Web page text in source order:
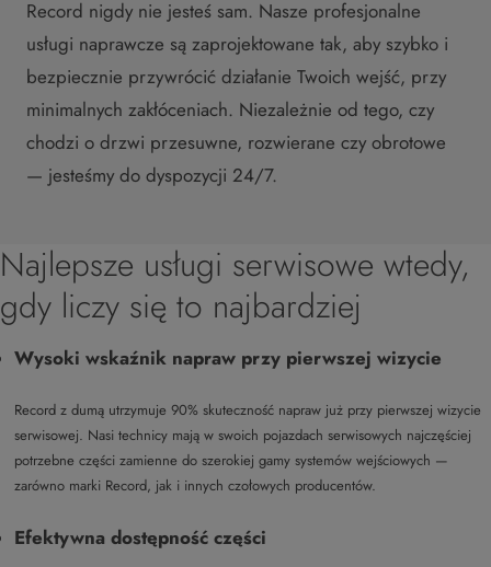
Record nigdy nie jesteś sam. Nasze profesjonalne
usługi naprawcze są zaprojektowane tak, aby szybko i
bezpiecznie przywrócić działanie Twoich wejść, przy
minimalnych zakłóceniach. Niezależnie od tego, czy
chodzi o drzwi przesuwne, rozwierane czy obrotowe
— jesteśmy do dyspozycji 24/7.
Najlepsze usługi serwisowe wtedy,
gdy liczy się to najbardziej
Wysoki wskaźnik napraw przy pierwszej wizycie
Record z dumą utrzymuje 90% skuteczność napraw już przy pierwszej wizycie
serwisowej. Nasi technicy mają w swoich pojazdach serwisowych najczęściej
potrzebne części zamienne do szerokiej gamy systemów wejściowych —
zarówno marki Record, jak i innych czołowych producentów.
Efektywna dostępność części